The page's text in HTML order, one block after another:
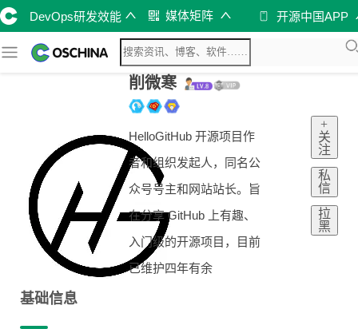
DevOps研发效能 媒体矩阵 开源中国APP
削微寒
HelloGitHub 开源项目作
者和组织发起人，同名公
众号号主和网站站长。旨
在分享 GitHub 上有趣、
入门级的开源项目，目前
已维护四年有余
+
关
注
私
信
拉
黑
基础信息